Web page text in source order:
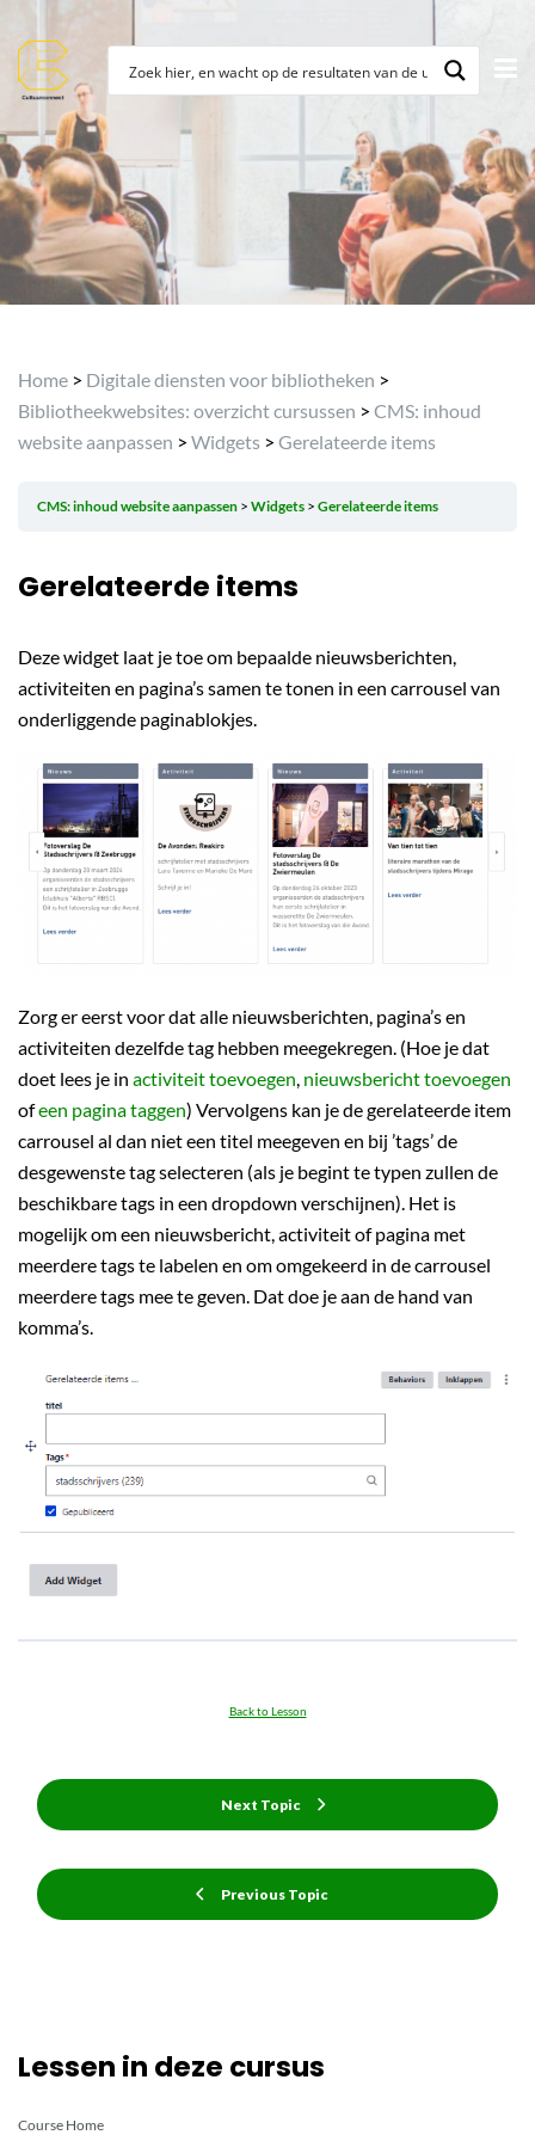
Archief
Home > Digitale diensten voor bibliotheken >
Bibliotheekwebsites: overzicht cursussen > CMS: inhoud
website aanpassen > Widgets > Gerelateerde items
CMS: inhoud website aanpassen Widgets Gerelateerde items
Gerelateerde items
Deze widget laat je toe om bepaalde nieuwsberichten,
activiteiten en pagina’s samen te tonen in een carrousel van
onderliggende paginablokjes.
Zorg er eerst voor dat alle nieuwsberichten, pagina’s en
activiteiten dezelfde tag hebben meegekregen. (Hoe je dat
doet lees je in activiteit toevoegen nieuwsbericht toevoegen
ofeen pagina taggen) Vervolgens kan je de gerelateerde item
carrousel al dan niet een titel meegeven en bij ’tags’ de
desgewenste tag selecteren (als je begint te typen zullen de
beschikbare tags in een dropdown verschijnen). Het is
mogelijk om een nieuwsbericht, activiteit of pagina met
meerdere tags te labelen en om omgekeerd in de carrousel
meerdere tags mee te geven. Dat doe je aan de hand van
komma’s.
Previous Topic
Back to Lesson
Next Topic
Lessen in deze cursus
Course Home